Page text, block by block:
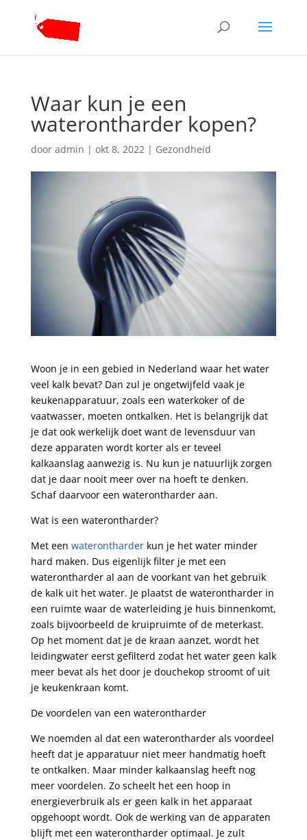
Waar kun je een
waterontharder kopen?
door admin | okt 8, 2022| Gezondheid
Woon je in een gebied in Nederland waar het water
veel kalk bevat? Dan zul je ongetwijfeld vaak je
keukenapparatuur, zoals een waterkoker of de
vaatwasser, moeten ontkalken. Het is belangrijk dat
je dat ook werkelijk doet want de levensduur van
deze apparaten wordt korter als er teveel
kalkaanslag aanwezig is. Nu kun je natuurlijk zorgen
dat je daar nooit meer over na hoeft te denken.
Schaf daarvoor een waterontharder aan.
Wat is een waterontharder?
Met een waterontharderkun je het water minder
hard maken. Dus eigenlijk filter je met een
waterontharder al aan de voorkant van het gebruik
de kalk uit het water. Je plaatst de waterontharder in
een ruimte waar de waterleiding je huis binnenkomt,
zoals bijvoorbeeld de kruipruimte of de meterkast.
Op het moment dat je de kraan aanzet, wordt het
leidingwater eerst gefilterd zodat het water geen kalk
meer bevat als het door je douchekop stroomt of uit
je keukenkraan komt.
De voordelen van een waterontharder
We noemden al dat een waterontharder als voordeel
heeft dat je apparatuur niet meer handmatig hoeft
te ontkalken. Maar minder kalkaanslag heeft nog
meer voordelen. Zo scheelt het een hoop in
energieverbruik als er geen kalk in het apparaat
opgehoopt wordt. Ook de werking van de apparaten
blijft met een waterontharder optimaal. Je zult